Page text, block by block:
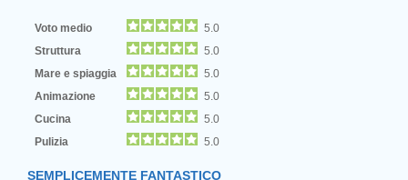
Voto medio
5.0
Struttura
5.0
Mare e spiaggia
5.0
Animazione
5.0
Cucina
5.0
Pulizia
5.0
SEMPLICEMENTE FANTASTICO